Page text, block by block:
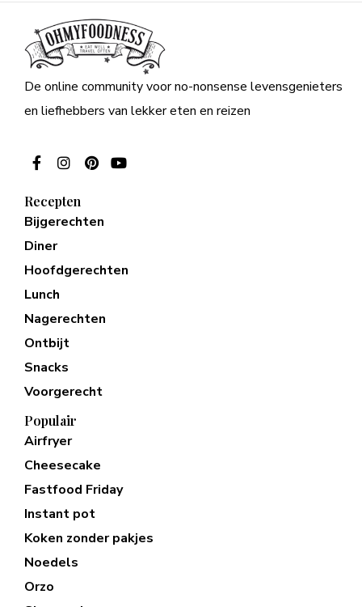
De online community voor no-nonsense levensgenieters
en liefhebbers van lekker eten en reizen
Recepten
Bijgerechten
Diner
Hoofdgerechten
Lunch
Nagerechten
Ontbijt
Snacks
Voorgerecht
Populair
Airfryer
Cheesecake
Fastfood Friday
Instant pot
Koken zonder pakjes
Noedels
Orzo